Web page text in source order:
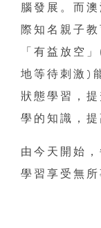
腦發展。而
際知名親子
「有益放空
地等待刺激)
狀態學習，
學的知識，提
由今天開始
學習享受無